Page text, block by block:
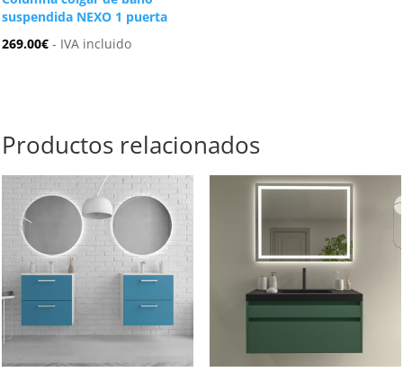
suspendida NEXO 1 puerta
269.00€ - IVA incluido
Productos relacionados